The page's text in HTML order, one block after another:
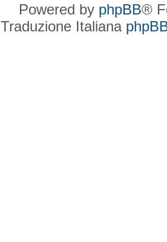
Powered by phpBB®
Traduzione Italiana